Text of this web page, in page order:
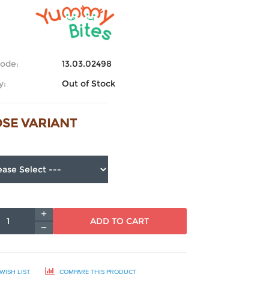
13.03.02498
Out of Stock
VARIANT
ADD TO CART
LIST COMPARE THIS PRODUCT